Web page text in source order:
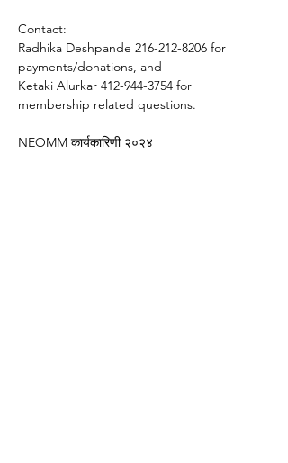
Contact:
Radhika Deshpande 216-212-8206 for
payments/donations, and
Ketaki Alurkar 412-944-3754 for
membership related questions.
NEOMM कार्यकारिणी २०२४